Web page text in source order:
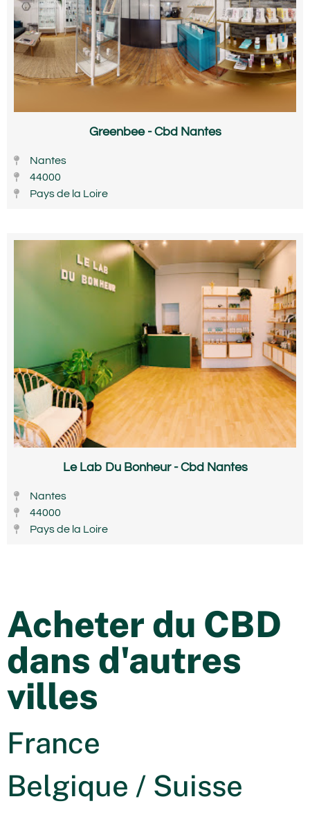
Greenbee - Cbd Nantes
Nantes
44000
Pays de la Loire
Le Lab Du Bonheur - Cbd Nantes
Nantes
44000
Pays de la Loire
Acheter du CBD
dans d'autres
villes
France
Belgique / Suisse